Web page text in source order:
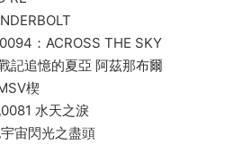
：ACROSS THE SKY
記追憶的夏亞 阿茲那布爾
楔
水天之淚
宙閃光之盡頭